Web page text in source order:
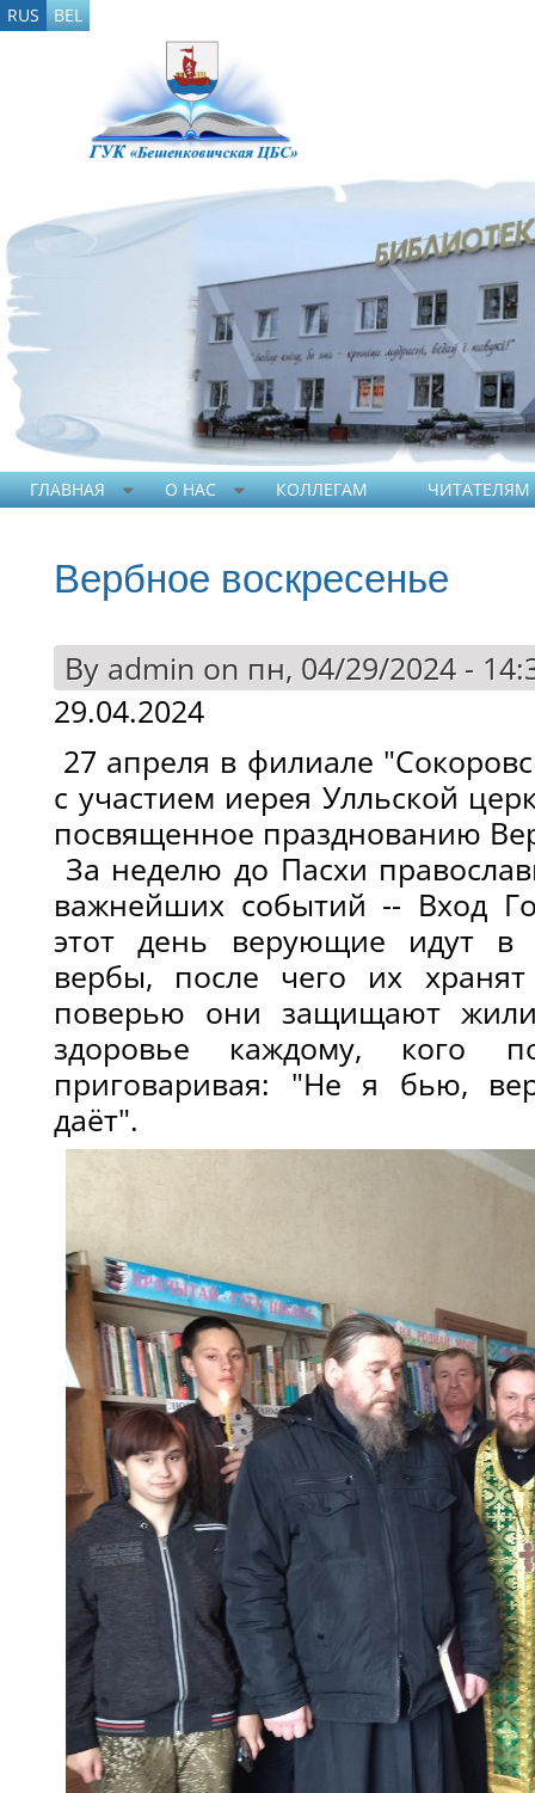
RUS BEL
ГЛАВНАЯ О НАС КОЛЛЕГАМ ЧИТАТЕЛЯМ
Вербное воскресенье
By admin on пн, 04/29/2024 -
29.04.2024
27 апреля в филиале
с участием иерея Улльской
посвященное празднованию
За неделю до Пасхи
важнейших событий -- Вход
этот день верующие идут в
вербы, после чего их
поверью они защищают
здоровье каждому, кого
приговаривая: "Не я бью,
даёт".